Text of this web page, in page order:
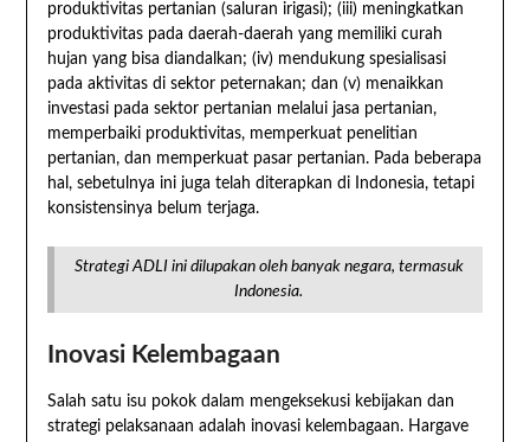
produktivitas pertanian (saluran irigasi); (iii) meningkatkan
produktivitas pada daerah-daerah yang memiliki curah
hujan yang bisa diandalkan; (iv) mendukung spesialisasi
pada aktivitas di sektor peternakan; dan (v) menaikkan
investasi pada sektor pertanian melalui jasa pertanian,
memperbaiki produktivitas, memperkuat penelitian
pertanian, dan memperkuat pasar pertanian. Pada beberapa
hal, sebetulnya ini juga telah diterapkan di Indonesia, tetapi
konsistensinya belum terjaga.
Strategi ADLI ini dilupakan oleh banyak negara, termasuk
Indonesia.
Inovasi Kelembagaan
Salah satu isu pokok dalam mengeksekusi kebijakan dan
strategi pelaksanaan adalah inovasi kelembagaan. Hargave